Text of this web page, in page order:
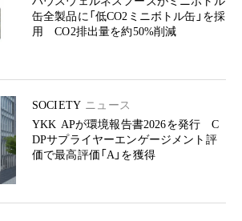
缶全製品に「低CO2ミニボトル缶」を採
用 CO2排出量を約50%削減
SOCIETY ニュース
YKK APが環境報告書2026を発行 C
DPサプライヤーエンゲージメント評
価で最高評価「A」を獲得